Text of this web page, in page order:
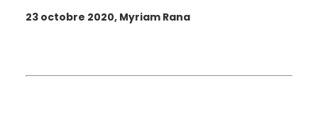
23 octobre 2020, Myriam Rana